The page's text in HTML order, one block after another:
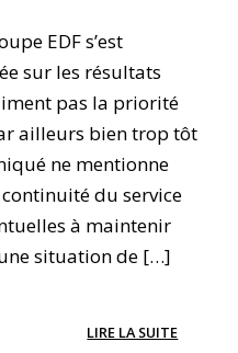
EDF s’est
sur les résultats
pas la priorité
ailleurs bien trop tôt
ne mentionne
du service
à maintenir
situation de […]
LIRE LA SUITE